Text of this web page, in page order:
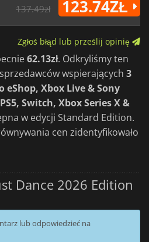
w imprezę taneczną.
137.49zł 123.74ZŁ
Zgłoś błąd lub prześlij opinię
62.13zł. Odkryliśmy ten
sprzedawców wspierających 3
eShop, Xbox Live & Sony
PS5, Switch, Xbox Series X &
w edycji Standard Edition.
cen zidentyfikowało
Dance 2026 Edition
lub odpowiedzieć na